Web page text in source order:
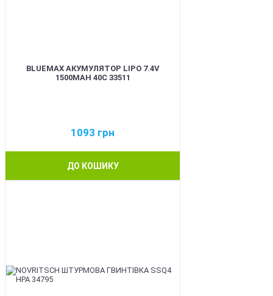
BLUEMAX АКУМУЛЯТОР LIPO 7.4V
1500MAH 40C 33511
1093 грн
ДО КОШИКУ